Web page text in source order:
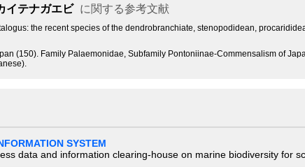
イテナガエビ に関する参考文献
the recent species of the dendrobranchiate, stenopodidean,
(150). Family Palaemonidae, Subfamily Pontoniinae-Commensalism of
SYSTEM
data and information clearing-house on marine biodiversity for